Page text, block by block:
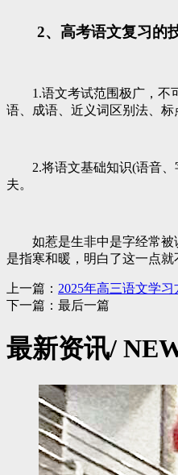
2、高考语文复习的
1.语文考试范围极广，不可
语、成语、近义词区别法、
2.将语文基础知识(语音、
夫。
如惹是生非中是字经常被误
是指寒和暖，明白了这一点就
上一篇： 2025年高三语文学
下一篇：最后一篇
最新资讯/